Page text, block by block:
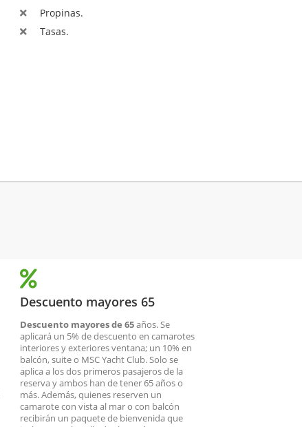
Propinas.
Tasas.
Descuento mayores 65
Descuento mayores de 65años. Se
aplicará un 5% de descuento en camarotes
interiores y exteriores ventana; un 10% en
balcón, suite o MSC Yacht Club. Solo se
aplica a los dos primeros pasajeros de la
reserva y ambos han de tener 65 años o
más. Además, quienes reserven un
camarote con vista al mar o con balcón
recibirán un paquete de bienvenida que